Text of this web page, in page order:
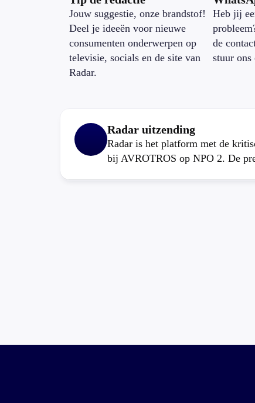
Jouw suggestie, onze brandstof!
Deel je ideeën voor nieuwe
consumenten onderwerpen op
televisie, socials en de site van
Radar.
Heb jij
de
stuur ons
Radar uitzending
Radar is het platform met de
bij AVROTROS op NPO 2. De